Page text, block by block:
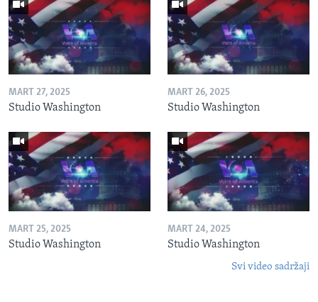
MART 27, 2025
Studio Washington
MART 26, 2025
Studio Washington
MART 25, 2025
Studio Washington
MART 24, 2025
Studio Washington
Svi video sadržaji